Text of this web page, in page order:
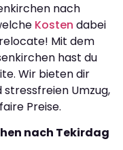
nach
Kosten dabei
Mit dem
hast du
Wir bieten dir
stressfreien Umzug,
Preise.
nach Tekirdag